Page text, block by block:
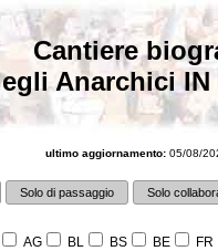
Cantiere
Anarchici IN
ultimo aggiornamento: 05/08/
Solo di passaggio Solo
AG BL BS BE
FR